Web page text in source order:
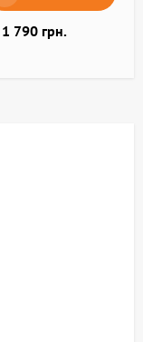
1 790 грн.